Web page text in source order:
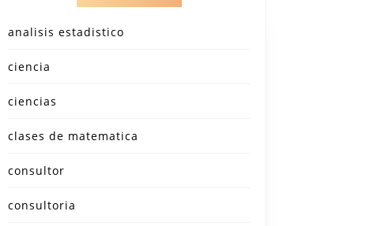
analisis estadistico
ciencia
ciencias
clases de matematica
consultor
consultoria